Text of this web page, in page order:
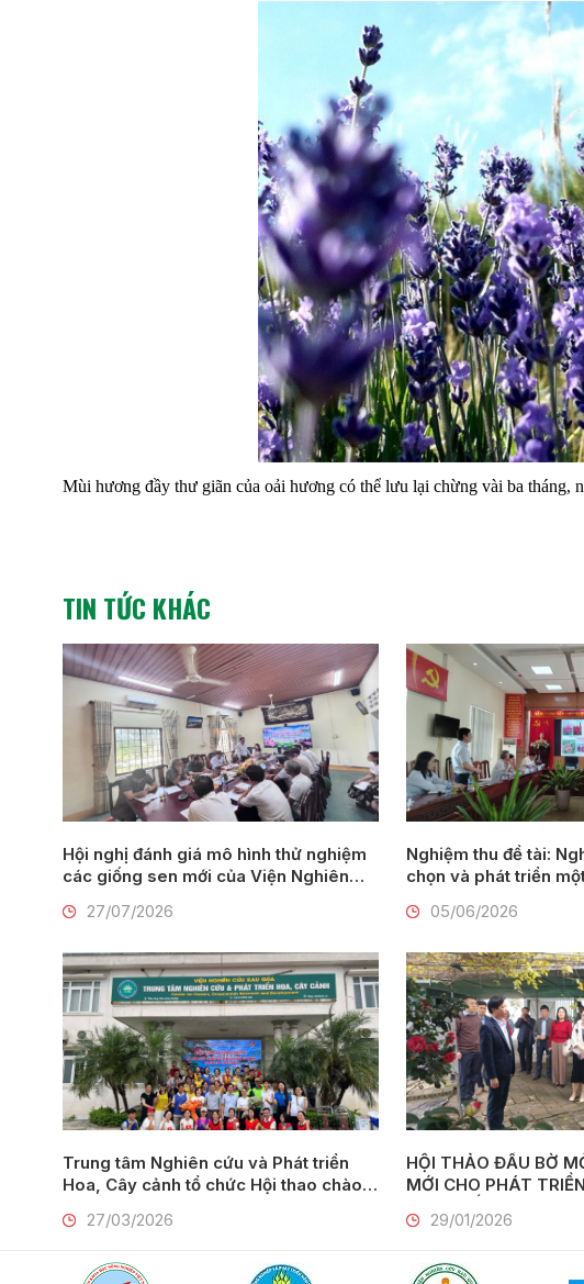
Mùi hương đầy thư giãn của oải hương có thể lưu lại chừng vài ba tháng,
TIN TỨC KHÁC
Hội nghị đánh giá mô hình thử nghiệm
các giống sen mới của Viện Nghiên
27/07/2026
Nghiệm thu đề tài: Nghiên cứu tuyển
chọn và phát triển
Nam Định
05/06/2026
Trung tâm Nghiên cứu và Phát triển
Hoa, Cây cảnh tổ chức Hội thao chào
TNCS Hồ Chí Minh (26/3/1931 –
27/03/2026
HỘI THẢO ĐẦU BỜ
MỚI CHO PHÁT TRIỂN HOA, CÂY
29/01/2026